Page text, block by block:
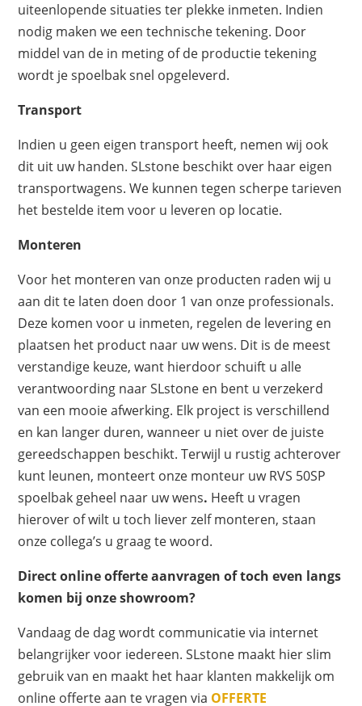
uiteenlopende situaties ter plekke inmeten. Indien
nodig maken we een technische tekening. Door
middel van de in meting of de productie tekening
wordt je spoelbak snel opgeleverd.
Transport
Indien u geen eigen transport heeft, nemen wij ook
dit uit uw handen. SLstone beschikt over haar eigen
transportwagens. We kunnen tegen scherpe tarieven
het bestelde item voor u leveren op locatie.
Monteren
Voor het monteren van onze producten raden wij u
aan dit te laten doen door 1 van onze professionals.
Deze komen voor u inmeten, regelen de levering en
plaatsen het product naar uw wens. Dit is de meest
verstandige keuze, want hierdoor schuift u alle
verantwoording naar SLstone en bent u verzekerd
van een mooie afwerking. Elk project is verschillend
en kan langer duren, wanneer u niet over de juiste
gereedschappen beschikt. Terwijl u rustig achterover
kunt leunen, monteert onze monteur uw RVS 50SP
spoelbak geheel naar uw wens. Heeft u vragen
hierover of wilt u toch liever zelf monteren, staan
onze collega’s u graag te woord.
Direct online offerte aanvragen of toch even langs
komen bij onze showroom?
Vandaag de dag wordt communicatie via internet
belangrijker voor iedereen. SLstone maakt hier slim
gebruik van en maakt het haar klanten makkelijk om
online offerte aan te vragen via OFFERTE